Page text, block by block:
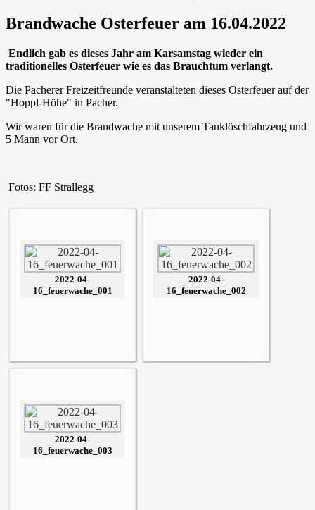
Brandwache Osterfeuer am 16.04.2022
Endlich gab es dieses Jahr am Karsamstag wieder ein
traditionelles Osterfeuer wie es das Brauchtum verlangt.
Die Pacherer Freizeitfreunde veranstalteten dieses Osterfeuer auf der
"Hoppl-Höhe" in Pacher.
Wir waren für die Brandwache mit unserem Tanklöschfahrzeug und
5 Mann vor Ort.
Fotos: FF Strallegg
2022-04-
16_feuerwache_001
2022-04-
16_feuerwache_002
2022-04-
16_feuerwache_003